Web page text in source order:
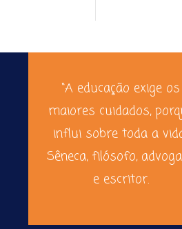
“A educação exige os
maiores cuidados,
influi sobre toda a
Sêneca, filósofo,
e escritor.